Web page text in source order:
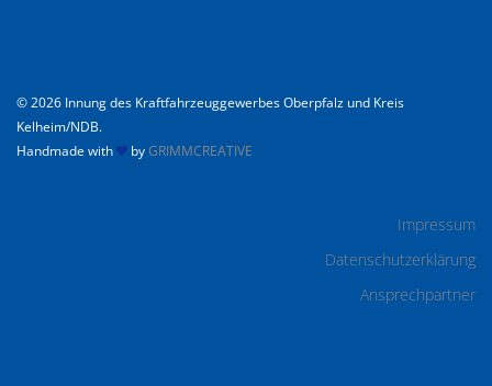
© 2026 Innung des Kraftfahrzeuggewerbes Oberpfalz und Kreis
Kelheim/NDB.
Handmade with
byGRIMMCREATIVE
Impressum
Datenschutzerklärung
Ansprechpartner